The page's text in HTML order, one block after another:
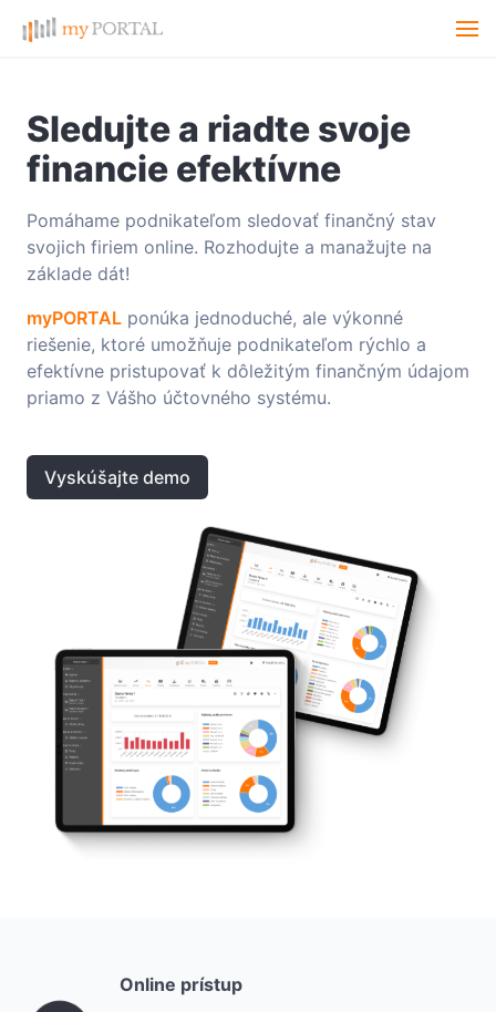
Sledujte a riadte svoje
financie efektívne
Pomáhame podnikateľom sledovať finančný stav
svojich firiem online. Rozhodujte a manažujte na
základe dát!
myPORTAL ponúka jednoduché, ale výkonné
riešenie, ktoré umožňuje podnikateľom rýchlo a
efektívne pristupovať k dôležitým finančným údajom
priamo z Vášho účtovného systému.
Vyskúšajte demo
Online prístup